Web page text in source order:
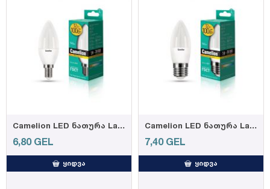
Camelion LED ნათურა Lamp - LED12-C35/830/E14 ნათურა ლედ განათებით ეკონომიური 12 ვატი (ეკვივალენტი 100 ვატის) თბილი ნათება E14 ცოკოლზე
6,80 GEL
ᲧᲘᲓᲕᲐ
Camelion LED ნათურა Lamp - LED12-C35/830/E27 ნათურა ლედ განათებით ეკონომიური 12 ვატი (ეკვივალენტი
7,40 GEL
ᲧᲘᲓᲕᲐ